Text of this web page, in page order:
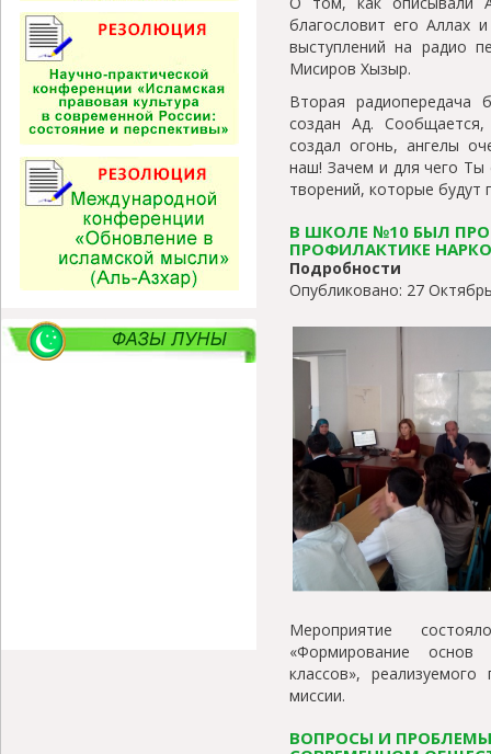
благословит его Аллах
выступлений на радио
Мисиров Хызыр.
Вторая
создан Ад.
создал огонь, ангелы
наш! Зачем и для чего Ты
творений, которые будут
В ШКОЛЕ №10 БЫЛ
ПРОФИЛАКТИКЕ
Подробности
Опубликовано: 27
Мероприятие
«Формирование основ
классов»,
миссии.
ВОПРОСЫ И